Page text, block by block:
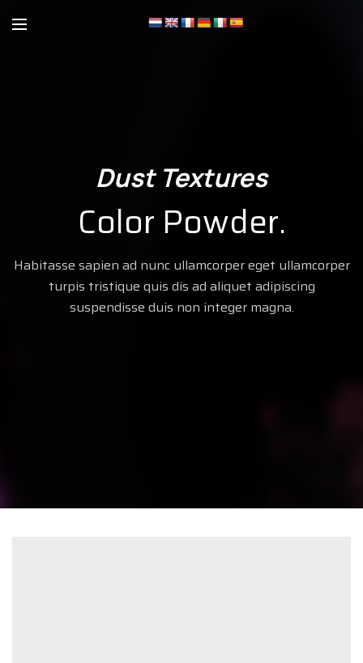
Dust Textures
Color Powder.
Habitasse sapien ad nunc ullamcorper eget ullamcorper
turpis tristique quis dis ad aliquet adipiscing
suspendisse duis non integer magna.